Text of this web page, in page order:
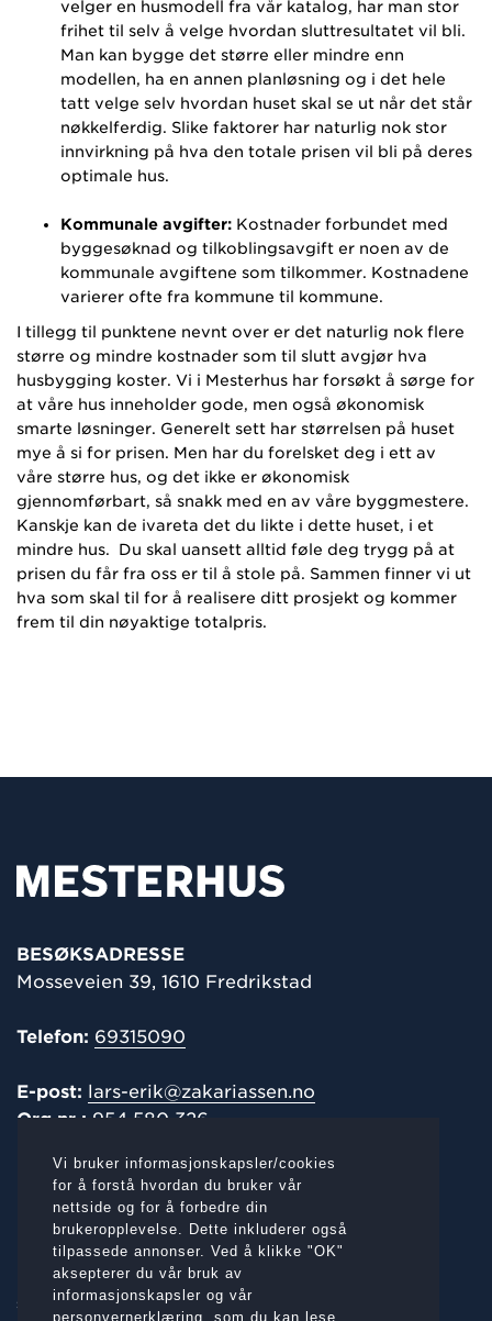
Vi bruker informasjonskapsler/cookies
for å forstå hvordan du bruker vår
nettside og for å forbedre din
brukeropplevelse. Dette inkluderer også
tilpassede annonser. Ved å klikke "OK"
aksepterer du vår bruk av
informasjonskapsler og vår
personvernerklæring, som du kan lese
velger en husmodell fra vår katalog, har man stor
frihet til selv å velge hvordan sluttresultatet vil bli.
Man kan bygge det større eller mindre enn
modellen, ha en annen planløsning og i det hele
tatt velge selv hvordan huset skal se ut når det står
nøkkelferdig. Slike faktorer har naturlig nok stor
innvirkning på hva den totale prisen vil bli på deres
optimale hus.
Kommunale avgifter: Kostnader forbundet med
byggesøknad og tilkoblingsavgift er noen av de
kommunale avgiftene som tilkommer. Kostnadene
varierer ofte fra kommune til kommune.
I tillegg til punktene nevnt over er det naturlig nok flere
større og mindre kostnader som til slutt avgjør hva
husbygging koster. Vi i Mesterhus har forsøkt å sørge for
at våre hus inneholder gode, men også økonomisk
smarte løsninger. Generelt sett har størrelsen på huset
mye å si for prisen. Men har du forelsket deg i ett av
våre større hus, og det ikke er økonomisk
gjennomførbart, så snakk med en av våre byggmestere.
Kanskje kan de ivareta det du likte i dette huset, i et
mindre hus.
Du skal uansett alltid føle deg trygg på at
prisen du får fra oss er til å stole på. Sammen finner vi ut
hva som skal til for å realisere ditt prosjekt og kommer
frem til din nøyaktige totalpris.
BESØKSADRESSE
Mosseveien 39, 1610 Fredrikstad
Telefon: 69315090
E-post: lars-erik@zakariassen.no
Org.nr.: 954 580 326
POST-/FAKTURAADRESSE
Mosseveien 39, 1610 Fredrikstad
SOSIALE MEDIER: